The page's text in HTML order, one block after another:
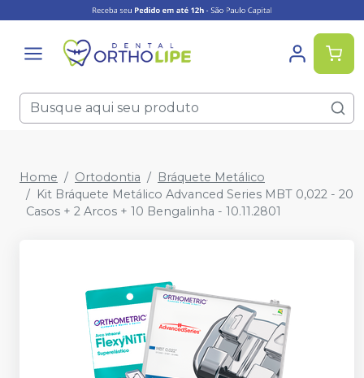
Home Ortodontia
Bráquete Metálico
Kit Bráquete Metálico Advanced Series MBT 0,022 - 20
Casos + 2 Arcos + 10 Bengalinha - 10.11.2801